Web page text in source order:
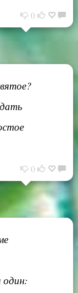
0
0
один: